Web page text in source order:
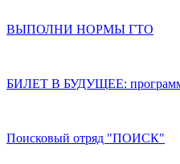
ВЫПОЛНИ НОРМЫ ГТО
БИЛЕТ В БУДУЩЕЕ:
Поисковый отряд "ПОИСК"